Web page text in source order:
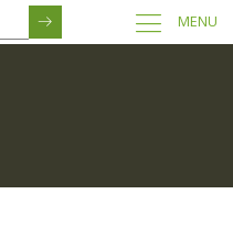
MENU